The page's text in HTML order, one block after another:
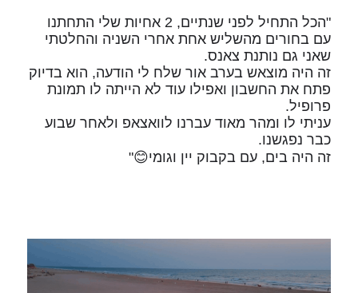
"הכל התחיל לפני שנתיים, 2 אחיות שלי התחתנו
עם בחורים מהשליש אחת אחרי השניה והחלטתי
שאני גם נותנת צאנס.
זה היה מוצאש בערב אור שלח לי הודעה, הוא בדיוק
פתח את החשבון ואפילו עוד לא הייתה לו תמונת
פרופיל.
עניתי לו ומהר מאוד עברנו לוואצאפ ולאחר שבוע
כבר נפגשנו.
זה היה בים, עם בקבוק יין וגומי😊"